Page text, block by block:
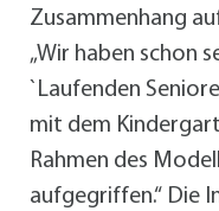
Zusammenhang
„Wir haben schon
`Laufenden
mit dem
Rahmen des
aufgegriffen.“ Die